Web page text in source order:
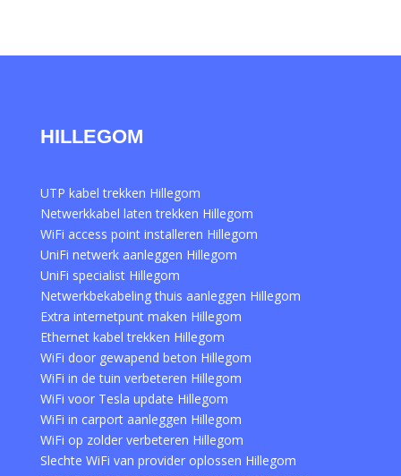
HILLEGOM
UTP kabel trekken Hillegom
Netwerkkabel laten trekken Hillegom
WiFi access point installeren Hillegom
UniFi netwerk aanleggen Hillegom
UniFi specialist Hillegom
Netwerkbekabeling thuis aanleggen Hillegom
Extra internetpunt maken Hillegom
Ethernet kabel trekken Hillegom
WiFi door gewapend beton Hillegom
WiFi in de tuin verbeteren Hillegom
WiFi voor Tesla update Hillegom
WiFi in carport aanleggen Hillegom
WiFi op zolder verbeteren Hillegom
Slechte WiFi van provider oplossen Hillegom